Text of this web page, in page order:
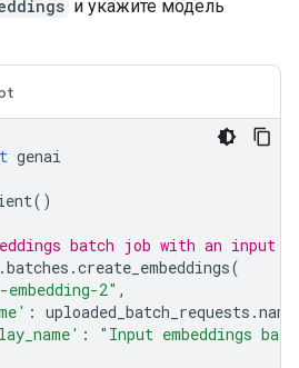
и укажите модель
genai
()
batch job with an input
.batches .create_embeddings(
2" ,
: uploaded_batch_requests .name
:
"Input embeddings